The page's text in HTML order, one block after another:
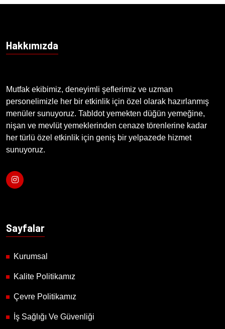
Hakkımızda
Mutfak ekibimiz, deneyimli şeflerimiz ve uzman
personelimizle her bir etkinlik için özel olarak hazırlanmış
menüler sunuyoruz. Tabldot yemekten düğün yemeğine,
nişan ve mevlüt yemeklerinden cenaze törenlerine kadar
her türlü özel etkinlik için geniş bir yelpazede hizmet
sunuyoruz.
Sayfalar
Kurumsal
Kalite Politikamız
Çevre Politikamız
İş Sağlığı Ve Güvenliği